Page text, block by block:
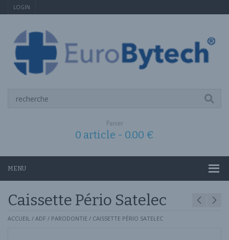
LOGIN
Panier
0 article - 0.00 €
MENU
Caissette Pério Satelec
ACCUEIL / ADF / PARODONTIE / CAISSETTE PÉRIO SATELEC